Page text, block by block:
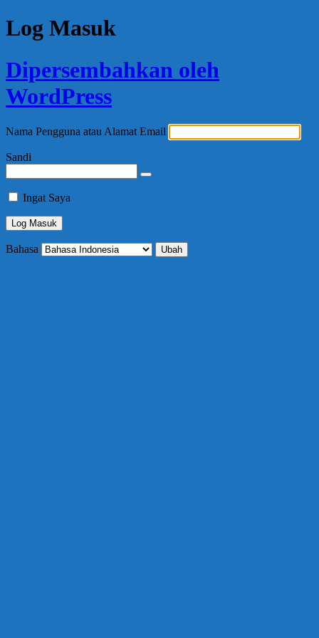
Log Masuk
Dipersembahkan oleh
WordPress
Nama Pengguna atau Alamat Email
Sandi
Ingat Saya
Bahasa